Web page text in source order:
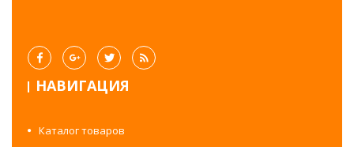
НАВИГАЦИЯ
Каталог товаров